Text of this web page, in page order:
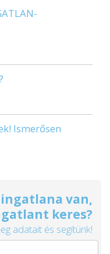
Ismerősen
ingatlana van,
keres?
adatait és segítünk!